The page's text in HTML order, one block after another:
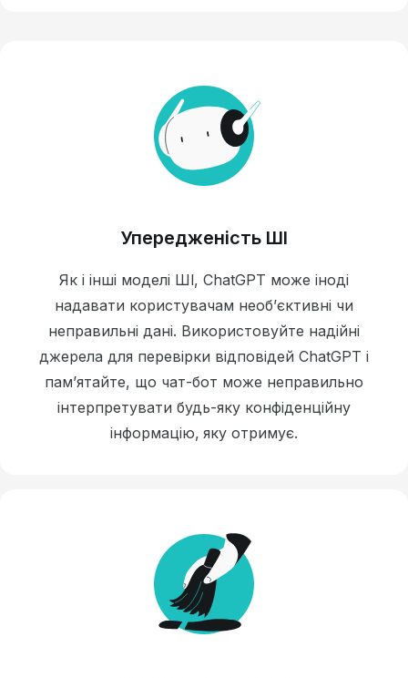
Упередженість ШІ
Як і інші моделі ШІ, ChatGPT може іноді
надавати користувачам необ’єктивні чи
неправильні дані. Використовуйте надійні
джерела для перевірки відповідей ChatGPT і
пам’ятайте, що чат-бот може неправильно
інтерпретувати будь-яку конфіденційну
інформацію, яку отримує.